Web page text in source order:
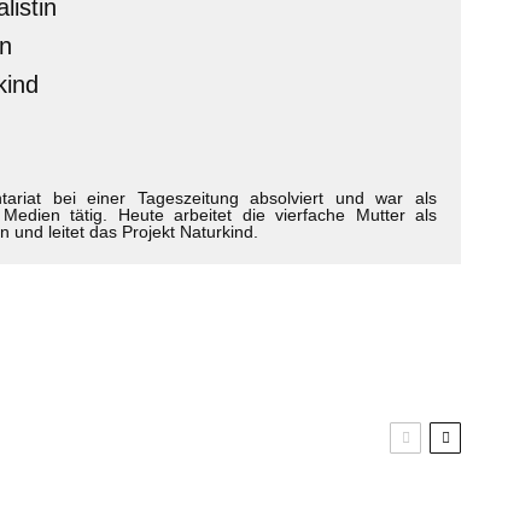
bei einer Tageszeitung absolviert und war als
tätig. Heute arbeitet die vierfache Mutter als
und leitet das Projekt Naturkind.